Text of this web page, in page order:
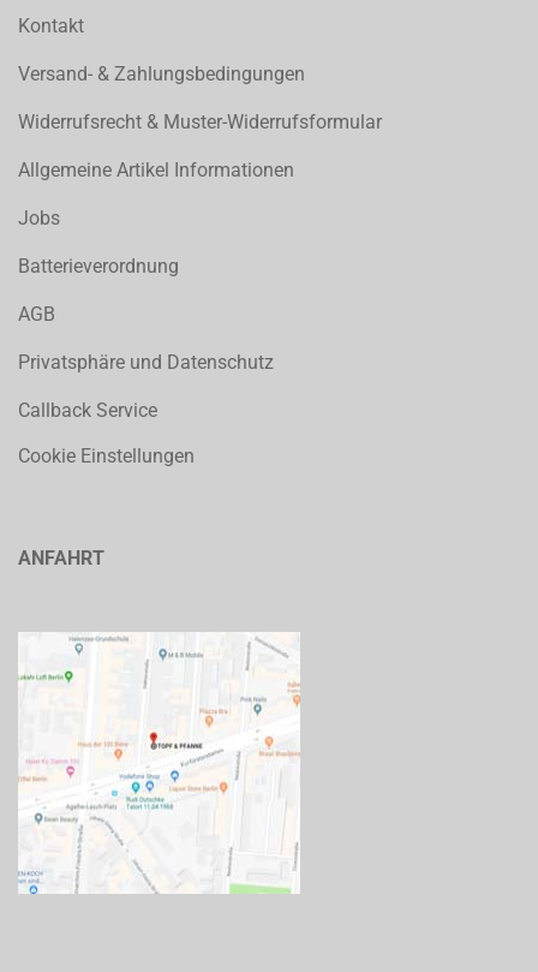
Kontakt
Versand- & Zahlungsbedingungen
Widerrufsrecht & Muster-Widerrufsformular
Allgemeine Artikel Informationen
Jobs
Batterieverordnung
AGB
Privatsphäre und Datenschutz
Callback Service
Cookie Einstellungen
ANFAHRT